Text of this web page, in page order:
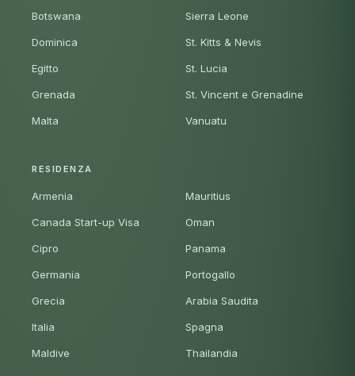
Botswana
Dominica
Egitto
Grenada
Malta
Sierra Leone
St. Kitts & Nevis
St. Lucia
St. Vincent e Grenadine
Vanuatu
RESIDENZA
Armenia
Canada Start-up Visa
Cipro
Germania
Grecia
Italia
Maldive
Mauritius
Oman
Panama
Portogallo
Arabia Saudita
Spagna
Thailandia